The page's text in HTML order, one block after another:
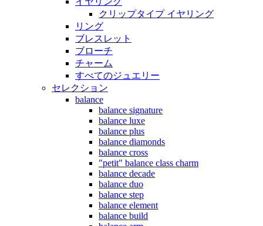
クリップタイプ イヤリング
リング
ブレスレット
ブローチ
チャーム
すべてのジュエリー
セレクション
balance
balance signature
balance luxe
balance plus
balance diamonds
balance cross
"petit" balance class charm
balance decade
balance duo
balance step
balance element
balance build